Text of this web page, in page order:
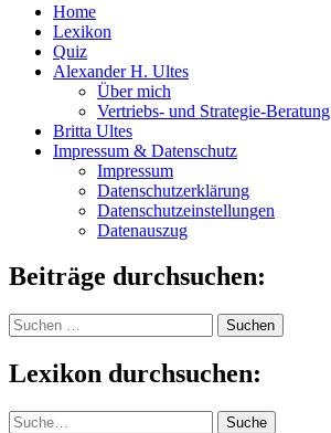
Home
Lexikon
Quiz
Alexander H. Ultes
Über mich
Vertriebs- und Strategie-Beratung
Britta Ultes
Impressum & Datenschutz
Impressum
Datenschutzerklärung
Datenschutzeinstellungen
Datenauszug
Beiträge durchsuchen:
Suchen
nach:
Lexikon durchsuchen:
Suche Suche